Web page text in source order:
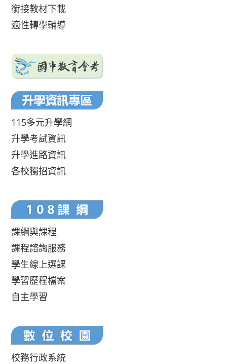
銜接教材下載
適性轉學輔導
115多元升學網
升學考試資訊
升學進路資訊
各校獨招資訊
課綱與課程
課程諮詢服務
學生線上選課
學習歷程檔案
自主學習
校務行政系統